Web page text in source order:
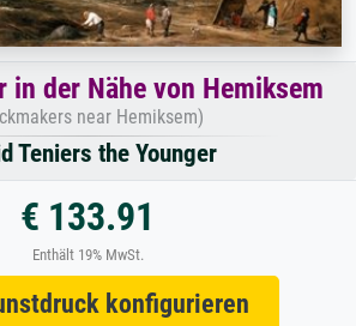
in der Nähe von Hemiksem
near Hemiksem)
Teniers the Younger
€ 133.91
Enthält 19% MwSt.
konfigurieren